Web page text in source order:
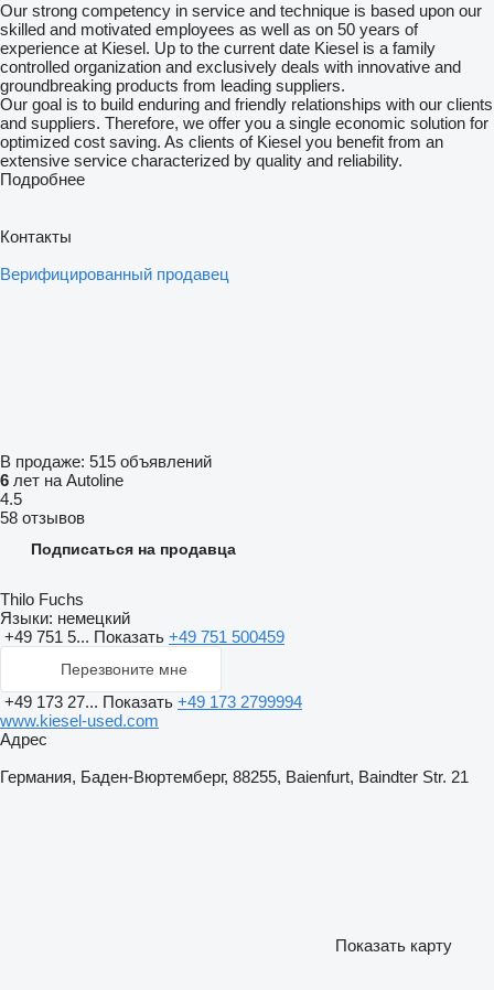
Our strong competency in service and technique is based upon our
skilled and motivated employees as well as on 50 years of
experience at Kiesel. Up to the current date Kiesel is a family
controlled organization and exclusively deals with innovative and
groundbreaking products from leading suppliers.
Our goal is to build enduring and friendly relationships with our clients
and suppliers. Therefore, we offer you a single economic solution for
optimized cost saving. As clients of Kiesel you benefit from an
extensive service characterized by quality and reliability.
Подробнее
Контакты
Верифицированный продавец
В продаже: 515 объявлений
6 лет на Autoline
4.5
58 отзывов
Подписаться на продавца
Thilo Fuchs
Языки: немецкий
+49 751 5... Показать +49 751 500459
Перезвоните мне
+49 173 27... Показать +49 173 2799994
www.kiesel-used.com
Адрес
Германия, Баден-Вюртемберг, 88255, Baienfurt, Baindter Str. 21
Показать карту